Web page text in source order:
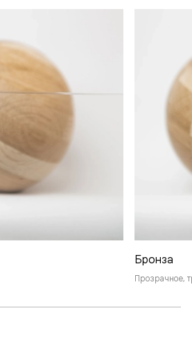
Бронза
Прозрачное,